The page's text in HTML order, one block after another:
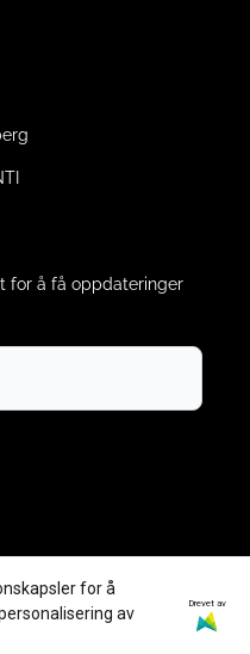
for å få oppdateringer
for å
av
Drevet av